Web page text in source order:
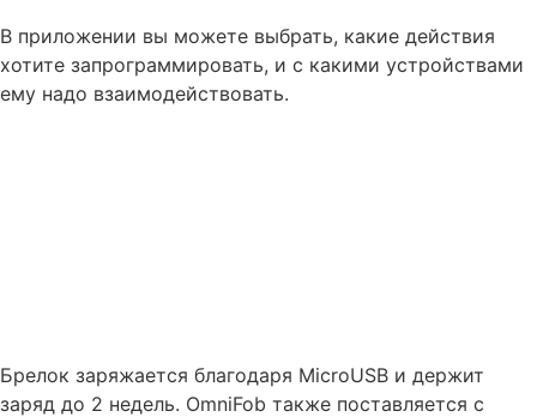
В приложении вы можете выбрать, какие действия
хотите запрограммировать, и с какими устройствами
ему надо взаимодействовать.
Брелок заряжается благодаря MicroUSB и держит
заряд до 2 недель. OmniFob также поставляется с